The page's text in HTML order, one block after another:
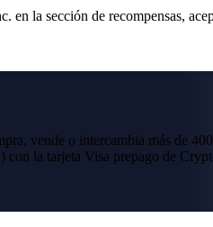
en la sección de recompensas,
vende o intercambia más de
con la tarjeta Visa prepago de